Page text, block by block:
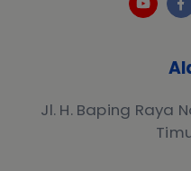
Jl. H. Baping Raya